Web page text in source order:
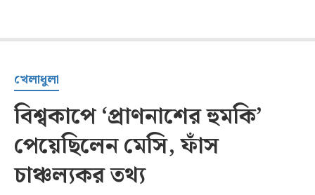
খেলাধুলা
বিশ্বকাপে ‘প্রাণনাশের হুমকি’
পেয়েছিলেন মেসি, ফাঁস
চাঞ্চল্যকর তথ্য